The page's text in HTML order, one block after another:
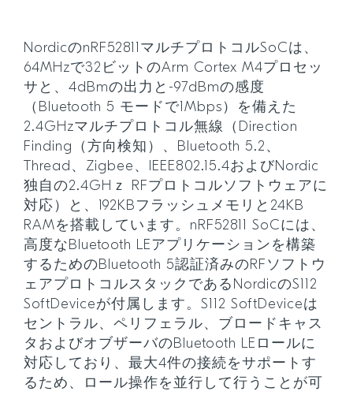
NordicのnRF52811マルチプロトコルSoCは、
64MHzで32ビットのArm Cortex M4プロセッ
サと、4dBmの出力と-97dBmの感度
（Bluetooth 5 モードで1Mbps）を備えた
2.4GHzマルチプロトコル無線（Direction
Finding（方向検知）、Bluetooth 5.2、
Thread、Zigbee、IEEE802.15.4およびNordic
独自の2.4GHｚ RFプロトコルソフトウェアに
対応）と、192KBフラッシュメモリと24KB
RAMを搭載しています。nRF52811 SoCには、
高度なBluetooth LEアプリケーションを構築
するためのBluetooth 5認証済みのRFソフトウ
ェアプロトコルスタックであるNordicのS112
SoftDeviceが付属します。S112 SoftDeviceは
セントラル、ペリフェラル、ブロードキャス
タおよびオブザーバのBluetooth LEロールに
対応しており、最大4件の接続をサポートす
るため、ロール操作を並行して行うことが可